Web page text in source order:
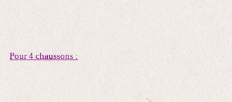
Pour 4 chaussons :